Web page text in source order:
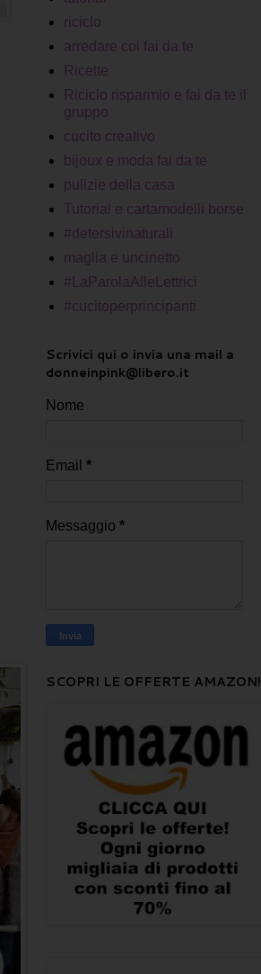
riciclo
arredare col fai da te
Ricette
Riciclo risparmio e fai da te il
gruppo
cucito creativo
bijoux e moda fai da te
pulizie della casa
Tutorial e cartamodelli borse
#detersivinaturali
maglia e uncinetto
#LaParolaAlleLettrici
#cucitoperprincipanti
Scrivici qui o invia una mail a
donneinpink@libero.it
Nome
Email *
Messaggio *
SCOPRI LE OFFERTE AMAZON!